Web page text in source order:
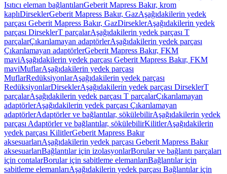
Isıtıcı eleman bağlantılarıGeberit Mapress Bakır, krom
kaplıDirseklerGeberit Mapress Bakır, GazAşağıdakilerin yedek
parçası Geberit Mapress Bakır, GazDirseklerAşağıdakilerin yedek
parçası DirseklerT parçalarAşağıdakilerin yedek parçası T
parçalarÇıkarılamayan adaptörlerAşağıdakilerin yedek parçası
Çıkarılamayan adaptörlerGeberit Mapress Bakır, FKM
maviAşağıdakilerin yedek parçası Geberit Mapress Bakır, FKM
maviMuflarAşağıdakilerin yedek parçası
MuflarRedüksiyonlarAşağıdakilerin yedek parçası
RedüksiyonlarDirseklerAşağıdakilerin yedek parçası DirseklerT
parçalarAşağıdakilerin yedek parçası T parçalarÇıkarılamayan
adaptörlerAşağıdakilerin yedek parçası Çıkarılamayan
adaptörlerAdaptörler ve bağlantılar, sökülebilirAşağıdakilerin yedek
parçası Adaptörler ve bağlantılar, sökülebilirKilitlerAşağıdakilerin
yedek parçası KilitlerGeberit Mapress Bakır
aksesuarlarıAşağıdakilerin yedek parçası Geberit Mapress Bakır
aksesuarlarıBağlantılar için izolasyonlarBorular ve bağlantı parçaları
için contalarBorular için sabitleme elemanlarıBağlantılar için
sabitleme elemanlarıAşağıdakilerin yedek parçası Bağlantılar için